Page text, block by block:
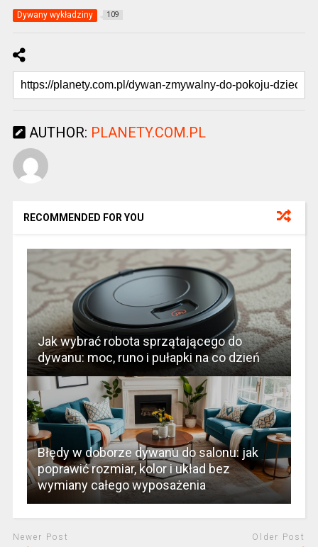
Dywany wykładziny 109
AUTHOR: PLANETY.COM.PL
RECOMMENDED FOR YOU
Jak wybrać robota sprzątającego do
dywanu: moc, runo i pułapki na co dzień
Błędy w doborze dywanu do salonu: jak
poprawić rozmiar, kolor i układ bez
wymiany całego wyposażenia
Newer Post Older Post